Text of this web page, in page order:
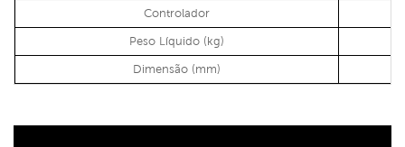
Controlador
Peso Líquido (kg)
Dimensão (mm)